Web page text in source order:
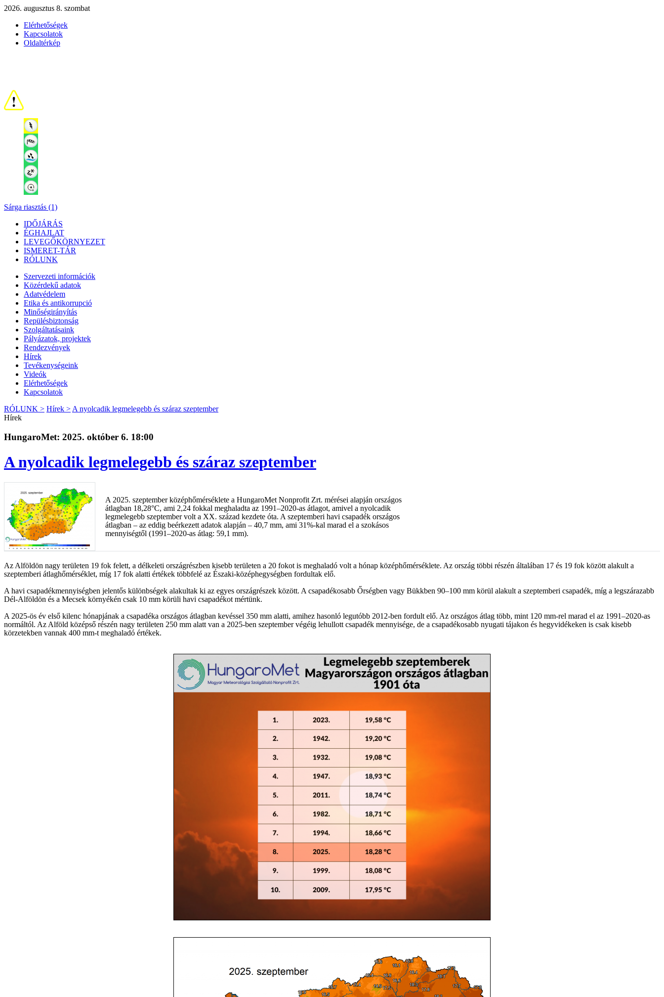
2026. augusztus 8. szombat
Elérhetőségek
Kapcsolatok
Oldaltérkép
Sárga riasztás (1)
IDŐJÁRÁS
ÉGHAJLAT
LEVEGŐKÖRNYEZET
ISMERET-TÁR
RÓLUNK
Szervezeti információk
Közérdekű adatok
Adatvédelem
Etika és antikorrupció
Minőségirányítás
Repülésbiztonság
Szolgáltatásaink
Pályázatok, projektek
Rendezvények
Hírek
Tevékenységeink
Videók
Elérhetőségek
Kapcsolatok
RÓLUNK > Hírek > A nyolcadik legmelegebb és száraz szeptember
Hírek
HungaroMet: 2025. október 6. 18:00
A nyolcadik legmelegebb és száraz szeptember
A 2025. szeptember középhőmérséklete a HungaroMet Nonprofit Zrt. mérései alapján országos
átlagban 18,28°C, ami 2,24 fokkal meghaladta az 1991–2020-as átlagot, amivel a nyolcadik
legmelegebb szeptember volt a XX. század kezdete óta. A szeptemberi havi csapadék országos
átlagban – az eddig beérkezett adatok alapján – 40,7 mm, ami 31%-kal marad el a szokásos
mennyiségtől (1991–2020-as átlag: 59,1 mm).
Az Alföldön nagy területen 19 fok felett, a délkeleti országrészben kisebb területen a 20 fokot is meghaladó volt a hónap középhőmérséklete. Az ország többi részén általában 17 és 19 fok között alakult a
szeptemberi átlaghőmérséklet, míg 17 fok alatti értékek többfelé az Északi-középhegységben fordultak elő.
A havi csapadékmennyiségben jelentős különbségek alakultak ki az egyes országrészek között. A csapadékosabb Őrségben vagy Bükkben 90–100 mm körül alakult a szeptemberi csapadék, míg a legszárazabb
Dél-Alföldön és a Mecsek környékén csak 10 mm körüli havi csapadékot mértünk.
A 2025-ös év első kilenc hónapjának a csapadéka országos átlagban kevéssel 350 mm alatti, amihez hasonló legutóbb 2012-ben fordult elő. Az országos átlag több, mint 120 mm-rel marad el az 1991–2020-as
normáltól. Az Alföld középső részén nagy területen 250 mm alatt van a 2025-ben szeptember végéig lehullott csapadék mennyisége, de a csapadékosabb nyugati tájakon és hegyvidékeken is csak kisebb
körzetekben vannak 400 mm-t meghaladó értékek.